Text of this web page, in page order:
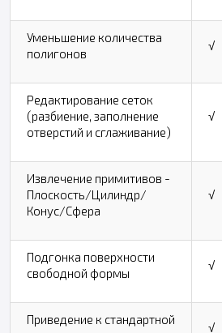
Уменьшение количества
полигонов
√
Редактирование сеток
(разбиение, заполнение
отверстий и сглаживание)
√
Извлечение примитивов -
Плоскость/Цилиндр/
Конус/Сфера
√
Подгонка поверхности
свободной формы
√
Приведение к стандартной
√